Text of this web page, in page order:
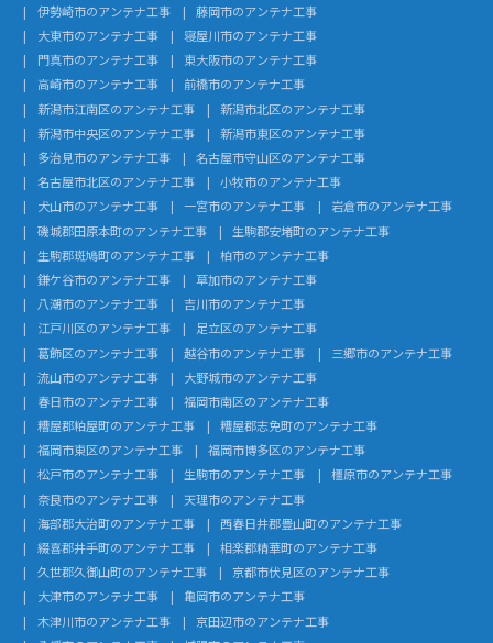
伊勢崎市のアンテナ工事
藤岡市のアンテナ工事
大東市のアンテナ工事
寝屋川市のアンテナ工事
門真市のアンテナ工事
東大阪市のアンテナ工事
高崎市のアンテナ工事
前橋市のアンテナ工事
新潟市江南区のアンテナ工事
新潟市北区のアンテナ工事
新潟市中央区のアンテナ工事
新潟市東区のアンテナ工事
多治見市のアンテナ工事
名古屋市守山区のアンテナ工事
名古屋市北区のアンテナ工事
小牧市のアンテナ工事
犬山市のアンテナ工事
一宮市のアンテナ工事
岩倉市のアンテナ工事
磯城郡田原本町のアンテナ工事
生駒郡安堵町のアンテナ工事
生駒郡斑鳩町のアンテナ工事
柏市のアンテナ工事
鎌ケ谷市のアンテナ工事
草加市のアンテナ工事
八潮市のアンテナ工事
吉川市のアンテナ工事
江戸川区のアンテナ工事
足立区のアンテナ工事
葛飾区のアンテナ工事
越谷市のアンテナ工事
三郷市のアンテナ工事
流山市のアンテナ工事
大野城市のアンテナ工事
春日市のアンテナ工事
福岡市南区のアンテナ工事
糟屋郡粕屋町のアンテナ工事
糟屋郡志免町のアンテナ工事
福岡市東区のアンテナ工事
福岡市博多区のアンテナ工事
松戸市のアンテナ工事
生駒市のアンテナ工事
橿原市のアンテナ工事
奈良市のアンテナ工事
天理市のアンテナ工事
海部郡大治町のアンテナ工事
西春日井郡豊山町のアンテナ工事
綴喜郡井手町のアンテナ工事
相楽郡精華町のアンテナ工事
久世郡久御山町のアンテナ工事
京都市伏見区のアンテナ工事
大津市のアンテナ工事
亀岡市のアンテナ工事
木津川市のアンテナ工事
京田辺市のアンテナ工事